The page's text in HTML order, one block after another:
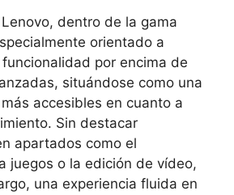
dentro de la gama
orientado a
por encima de
situándose como una
accesibles en cuanto a
Sin destacar
apartados como el
juegos o la edición de vídeo,
una experiencia fluida en